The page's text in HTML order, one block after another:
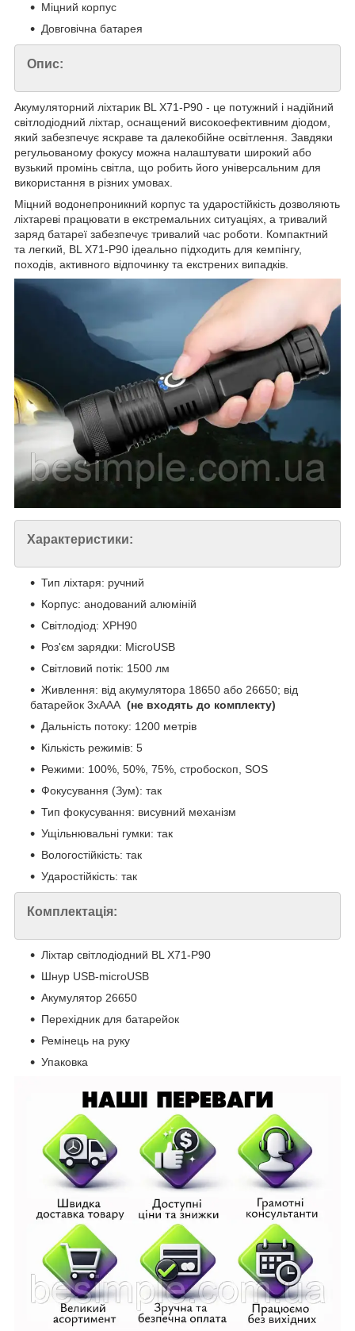
Міцний корпус
Довговічна батарея
Опис:
Акумуляторний ліхтарик BL X71-P90 - це потужний і надійний
світлодіодний ліхтар, оснащений високоефективним діодом,
який забезпечує яскраве та далекобійне освітлення. Завдяки
регульованому фокусу можна налаштувати широкий або
вузький промінь світла, що робить його універсальним для
використання в різних умовах.
Міцний водонепроникний корпус та ударостійкість дозволяють
ліхтареві працювати в екстремальних ситуаціях, а тривалий
заряд батареї забезпечує тривалий час роботи. Компактний
та легкий, BL X71-P90 ідеально підходить для кемпінгу,
походів, активного відпочинку та екстрених випадків.
Характеристики:
Тип ліхтаря: ручний
Корпус: анодований алюміній
Світлодіод: XPH90
Роз'єм зарядки: MicroUSB
Світловий потік: 1500 лм
Живлення: від акумулятора 18650 або 26650; від
батарейок 3хААА (не входять до комплекту)
Дальність потоку: 1200 метрів
Кількість режимів: 5
Режими: 100%, 50%, 75%, стробоскоп, SOS
Фокусування (Зум): так
Тип фокусування: висувний механізм
Ущільнювальні гумки: так
Вологостійкість: так
Ударостійкість: так
Комплектація:
Ліхтар світлодіодний BL X71-P90
Шнур USB-microUSB
Акумулятор 26650
Перехідник для батарейок
Ремінець на руку
Упаковка